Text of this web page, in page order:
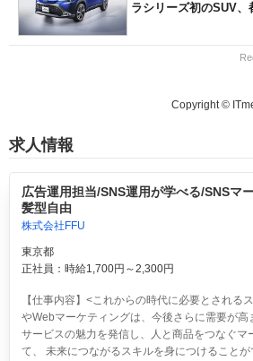
ラシリーズ初のSUV、
Copyright ©
求人情報
広告運用担当/SNS運用が学べる/SNSマ
髪型自由
株式会社FFU
東京都
正社員：時給1,700円～2,300円
【仕事内容】<これからの時代に必要とされる
やWebマーケティングは、今後さらに需要が高
サービスの魅力を発信し、人と商品をつなぐマ
て、 未来につながるスキルを身につけること